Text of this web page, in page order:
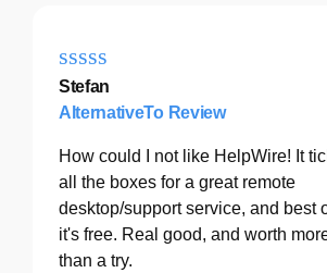
Stefan
AlternativeTo Review
How could I not like HelpWire! It
all the boxes for a great remote
desktop/support service, and best
it's free. Real good, and worth
than a try.